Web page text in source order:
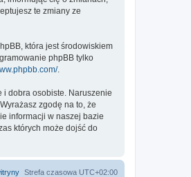
te zmiany ze
która jest środowiskiem
phpBB tylko
.
i dobra osobiste. Naruszenie
zgodę na to, że
informacji w naszej bazie
których może dojść do
Strefa czasowa UTC+02:00